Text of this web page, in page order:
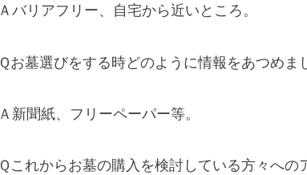
Ａバリアフリー、自宅から近いところ。
Ｑお墓選びをする時どのように情報をあつめま
Ａ新聞紙、フリーペーパー等。
Ｑこれからお墓の購入を検討している方々への